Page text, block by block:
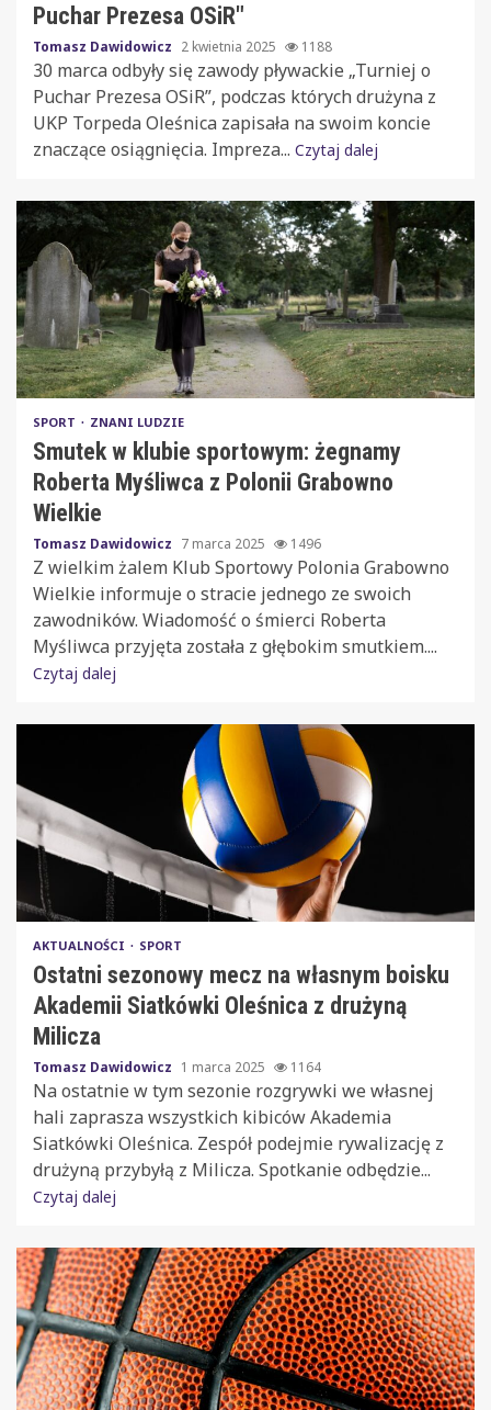
Puchar Prezesa OSiR"
Tomasz Dawidowicz 2 kwietnia 2025 1188
30 marca odbyły się zawody pływackie „Turniej o
Puchar Prezesa OSiR”, podczas których drużyna z
UKP Torpeda Oleśnica zapisała na swoim koncie
znaczące osiągnięcia. Impreza... Czytaj dalej
SPORT ZNANI LUDZIE
Smutek w klubie sportowym: żegnamy
Roberta Myśliwca z Polonii Grabowno
Wielkie
Tomasz Dawidowicz 7 marca 2025 1496
Z wielkim żalem Klub Sportowy Polonia Grabowno
Wielkie informuje o stracie jednego ze swoich
zawodników. Wiadomość o śmierci Roberta
Myśliwca przyjęta została z głębokim smutkiem....
Czytaj dalej
AKTUALNOŚCI SPORT
Ostatni sezonowy mecz na własnym boisku
Akademii Siatkówki Oleśnica z drużyną
Milicza
Tomasz Dawidowicz 1 marca 2025 1164
Na ostatnie w tym sezonie rozgrywki we własnej
hali zaprasza wszystkich kibiców Akademia
Siatkówki Oleśnica. Zespół podejmie rywalizację z
drużyną przybyłą z Milicza. Spotkanie odbędzie...
Czytaj dalej